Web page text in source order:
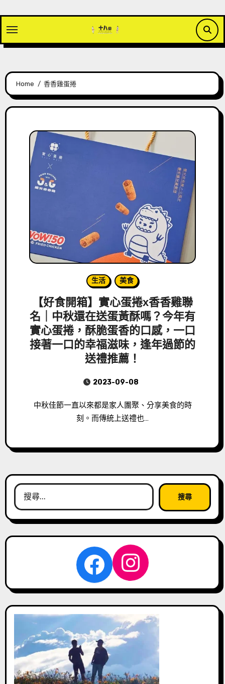
content
Home 香香雞蛋捲
生活 美食
【好食開箱】實心蛋捲x香香雞聯
名｜中秋還在送蛋黃酥嗎？今年有
實心蛋捲，酥脆蛋香的口感，一口
接著一口的幸福滋味，逢年過節的
送禮推薦！
2023-09-08
中秋佳節一直以來都是家人團聚、分享美食的時
刻。而傳統上送禮也…
搜
尋
關
Facebook